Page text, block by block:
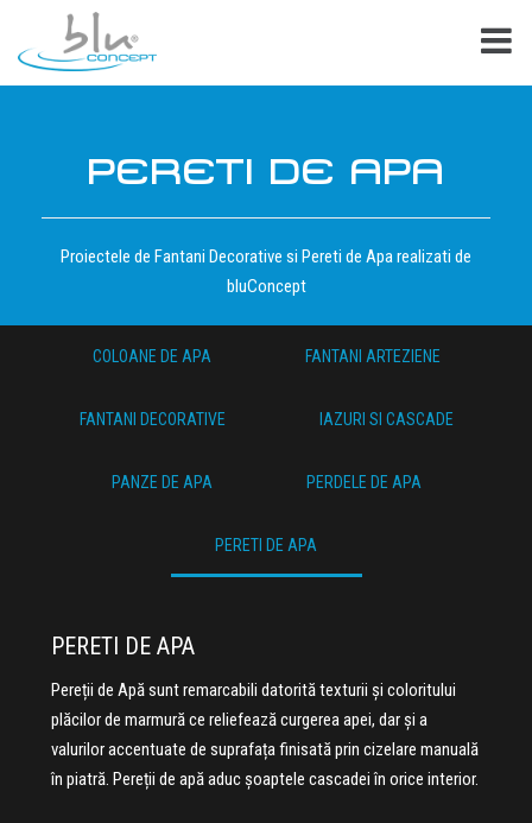
PERETI DE APA
Proiectele de Fantani Decorative si Pereti de Apa realizati de
bluConcept
COLOANE DE APA FANTANI ARTEZIENE
FANTANI DECORATIVE IAZURI SI CASCADE
PANZE DE APA PERDELE DE APA
PERETI DE APA
PERETI DE APA
Pereții de Apă sunt remarcabili datorită texturii și coloritului
plăcilor de marmură ce reliefează curgerea apei, dar și a
valurilor accentuate de suprafața finisată prin cizelare manuală
în piatră. Pereții de apă aduc șoaptele cascadei în orice interior.